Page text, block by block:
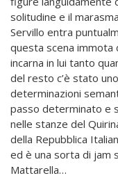
solitudine e il
Servillo entra
questa scena immota
incarna in lui tanto
del resto c’è stato
determinazioni
passo determinato e
nelle stanze del
della Repubblica
ed è una sorta di jam
Mattarella…